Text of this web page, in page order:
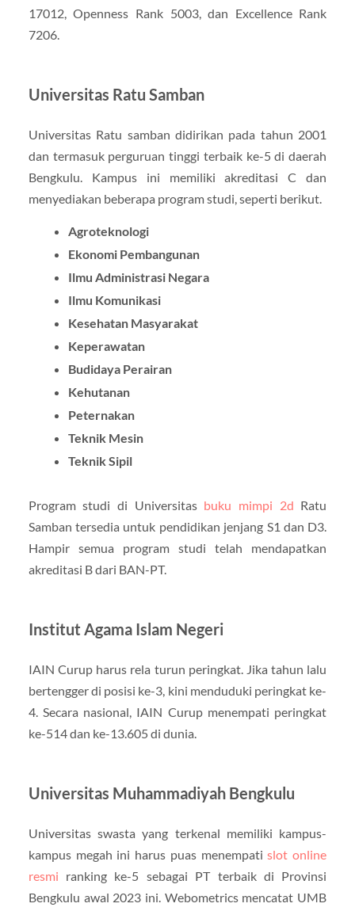
17012, Openness Rank 5003, dan Excellence Rank
7206.
Universitas Ratu Samban
Universitas Ratu samban didirikan pada tahun 2001
dan termasuk perguruan tinggi terbaik ke-5 di daerah
Bengkulu. Kampus ini memiliki akreditasi C dan
menyediakan beberapa program studi, seperti berikut.
Agroteknologi
Ekonomi Pembangunan
Ilmu Administrasi Negara
Ilmu Komunikasi
Kesehatan Masyarakat
Keperawatan
Budidaya Perairan
Kehutanan
Peternakan
Teknik Mesin
Teknik Sipil
Program studi di Universitas buku mimpi 2d Ratu
Samban tersedia untuk pendidikan jenjang S1 dan D3.
Hampir semua program studi telah mendapatkan
akreditasi B dari BAN-PT.
Institut Agama Islam Negeri
IAIN Curup harus rela turun peringkat. Jika tahun lalu
bertengger di posisi ke-3, kini menduduki peringkat ke-
4. Secara nasional, IAIN Curup menempati peringkat
ke-514 dan ke-13.605 di dunia.
Universitas Muhammadiyah Bengkulu
Universitas swasta yang terkenal memiliki kampus-
kampus megah ini harus puas menempatislot online
resmi ranking ke-5 sebagai PT terbaik di Provinsi
Bengkulu awal 2023 ini. Webometrics mencatat UMB